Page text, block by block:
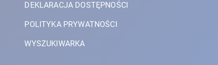
DEKLARACJA DOSTĘPNOŚCI
POLITYKA PRYWATNOŚCI
WYSZUKIWARKA